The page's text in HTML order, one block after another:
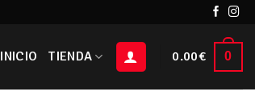
INICIO TIENDA 0.00€ 0